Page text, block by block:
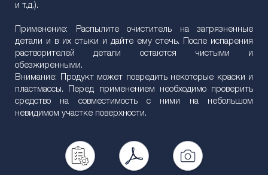
и т.д.).
Применение: Распылите очиститель на загрязненные
детали и в их стыки и дайте ему стечь. После испарения
растворителей детали остаются чистыми и
обезжиренными.
Внимание: Продукт может повредить некоторые краски и
пластмассы. Перед применением необходимо проверить
средство на совместимость с ними на небольшом
невидимом участке поверхности.